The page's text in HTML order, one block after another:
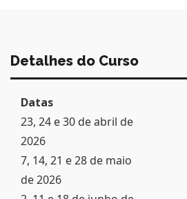
Detalhes do Curso
Datas
23, 24 e 30 de abril de
2026
7, 14, 21 e 28 de maio
de 2026